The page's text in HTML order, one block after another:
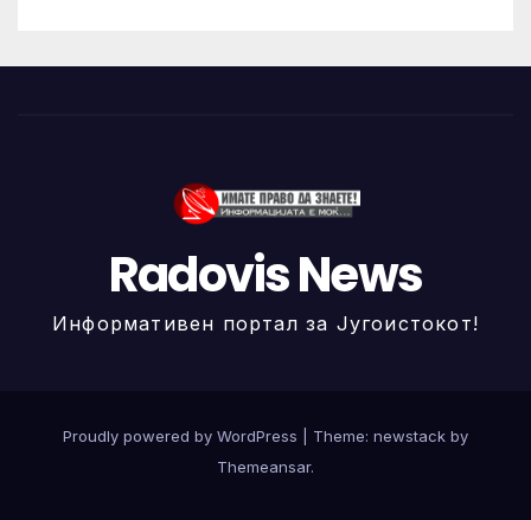
Radovis News
Информативен портал за Југоистокот!
Proudly powered by WordPress
Theme: newstack by
Themeansar.